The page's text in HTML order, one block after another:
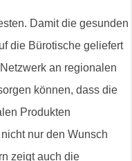
Damit die gesunden
die Bürotische geliefert
an regionalen
können, dass die
Produkten
nur den Wunsch
zeigt auch die